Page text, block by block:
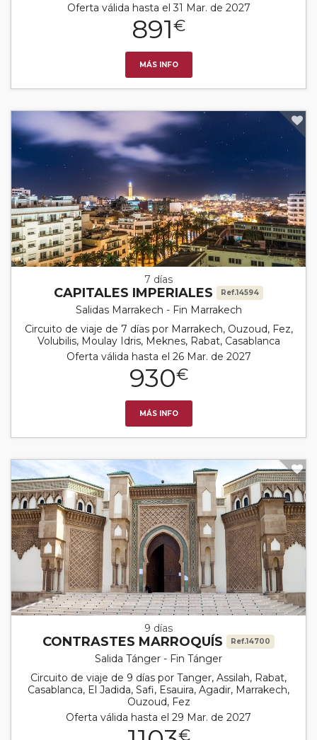
Oferta válida hasta el 31 Mar. de 2027
891€
MÁS INFO
7 días
CAPITALES IMPERIALES Ref.14594
Salidas Marrakech - Fin Marrakech
Circuito de viaje de 7 días por Marrakech, Ouzoud, Fez,
Volubilis, Moulay Idris, Meknes, Rabat, Casablanca
Oferta válida hasta el 26 Mar. de 2027
930€
MÁS INFO
9 días
CONTRASTES MARROQUÍS Ref.14700
Salida Tánger - Fin Tánger
Circuito de viaje de 9 días por Tanger, Assilah, Rabat,
Casablanca, El Jadida, Safi, Esauira, Agadir, Marrakech,
Ouzoud, Fez
Oferta válida hasta el 29 Mar. de 2027
€